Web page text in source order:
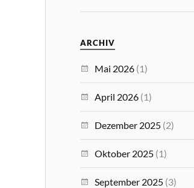
ARCHIV
Mai 2026 (1)
April 2026 (1)
Dezember 2025 (2)
Oktober 2025 (1)
September 2025 (3)